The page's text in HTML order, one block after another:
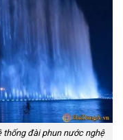
thống đài phun nước nghệ